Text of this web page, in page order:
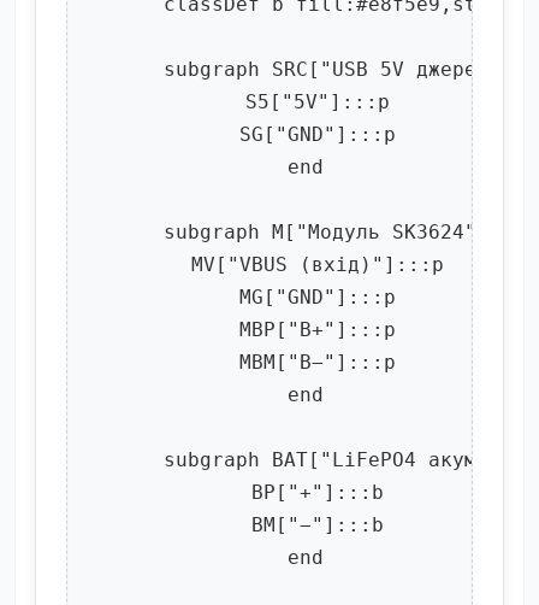
subgraph SRC["USB 5V джерело
        S5["5V"]:::p
        SG["GND"]:::p
      end
      subgraph M["Модуль SK3624"]
        MV["VBUS (вхід)"]:::p
        MG["GND"]:::p
        MBP["B+"]:::p
        MBM["B−"]:::p
      end
subgraph BAT["LiFePO4
        BP["+"]:::b
        BM["−"]:::b
      end